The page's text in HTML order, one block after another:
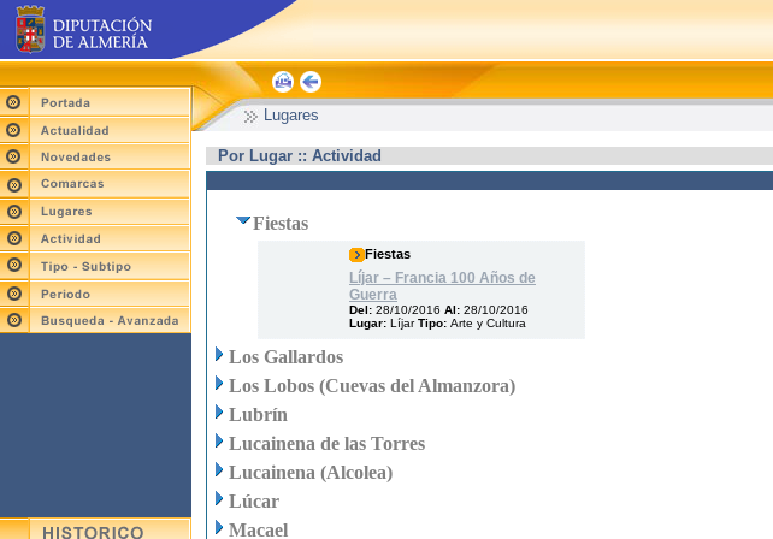
Lugares
Por Lugar :: Actividad
Fiestas
Fiestas
Líjar – Francia 100 Años de
Guerra
Del: 28/10/2016 Al: 28/10/2016
Lugar: LíjarTipo: Arte y Cultura
Los Gallardos
Los Lobos (Cuevas del Almanzora)
Lubrín
Lucainena de las Torres
Lucainena (Alcolea)
Lúcar
Macael